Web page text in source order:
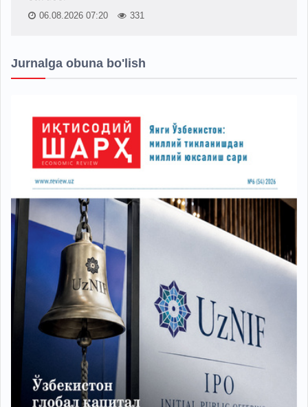
06.08.2026 07:20 331
Jurnalga obuna bo'lish